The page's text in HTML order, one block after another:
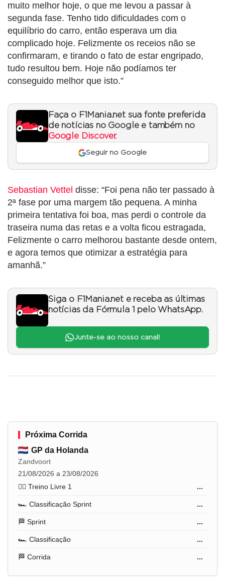
muito melhor hoje, o que me levou a passar à
segunda fase. Tenho tido dificuldades com o
equilíbrio do carro, então esperava um dia
complicado hoje. Felizmente os receios não se
confirmaram, e tirando o fato de estar engripado,
tudo resultou bem. Hoje não podíamos ter
conseguido melhor que isto.”
Faça o F1Mania.net sua fonte preferida
de notícias no Google e também no
Google Discover.
Seguir no Google
Sebastian Vettel disse: “Foi pena não ter passado à
2ª fase por uma margem tão pequena. A minha
primeira tentativa foi boa, mas perdi o controle da
traseira numa das retas e a volta ficou estragada,
Felizmente o carro melhorou bastante desde ontem,
e agora temos que otimizar a estratégia para
amanhã.”
Siga o F1Mania.net e receba as últimas
notícias da Fórmula 1 pelo WhatsApp.
Junte-se ao nosso canal!
Próxima Corrida
GP da Holanda
Zandvoort
21/08/2026 a 23/08/2026
🏋️‍♂️ Treino Livre 1
...
🏎️ Classificação Sprint ...
🏁 Sprint ...
🏎️ Classificação ...
🏁 Corrida ...